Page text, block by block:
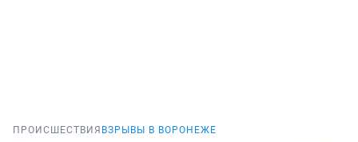
ПРОИСШЕСТВИЯ ВЗРЫВЫ В ВОРОНЕЖЕ